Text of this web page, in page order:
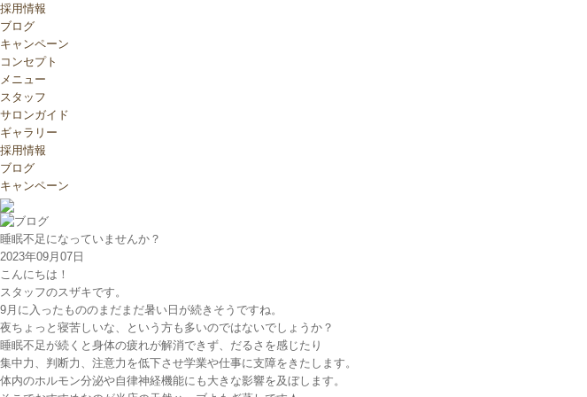
採用情報
ブログ
キャンペーン
コンセプト
メニュー
スタッフ
サロンガイド
ギャラリー
採用情報
ブログ
キャンペーン
睡眠不足になっていませんか？
2023年09月07日
こんにちは！
スタッフのスザキです。
9月に入ったもののまだまだ暑い日が続きそうですね。
夜ちょっと寝苦しいな、という方も多いのではないでしょうか？
睡眠不足が続くと身体の疲れが解消できず、だるさを感じたり
集中力、判断力、注意力を低下させ学業や仕事に支障をきたします。
体内のホルモン分泌や自律神経機能にも大きな影響を及ぼします。